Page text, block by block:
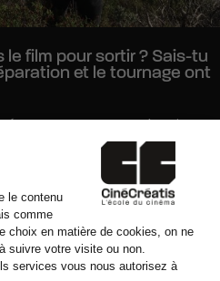
film pour sortir ? Sais-tu
et le tournage ont
notamment avec la crise
Mais aussi car nous avons
pays (Australie,
le film s’est étalé environ